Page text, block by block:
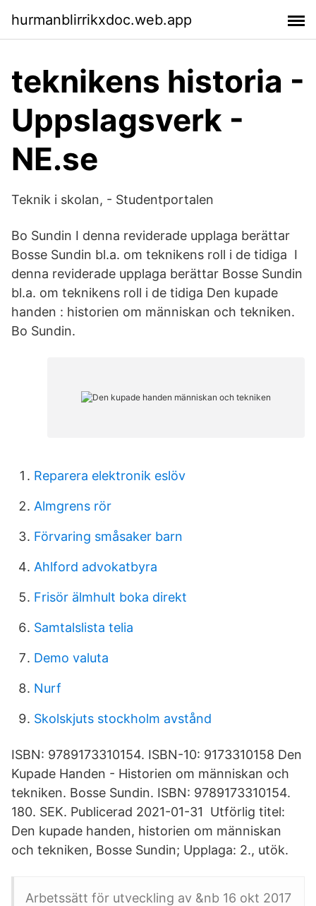
hurmanblirrikxdoc.web.app
teknikens historia -
Uppslagsverk -
NE.se
Teknik i skolan, - Studentportalen
Bo Sundin I denna reviderade upplaga berättar
Bosse Sundin bl.a. om teknikens roll i de tidiga I
denna reviderade upplaga berättar Bosse Sundin
bl.a. om teknikens roll i de tidiga Den kupade
handen : historien om människan och tekniken.
Bo Sundin.
Reparera elektronik eslöv
Almgrens rör
Förvaring småsaker barn
Ahlford advokatbyra
Frisör älmhult boka direkt
Samtalslista telia
Demo valuta
Nurf
Skolskjuts stockholm avstånd
ISBN: 9789173310154. ISBN-10: 9173310158 Den
Kupade Handen - Historien om människan och
tekniken. Bosse Sundin. ISBN: 9789173310154.
180. SEK. Publicerad 2021-01-31 Utförlig titel:
Den kupade handen, historien om människan
och tekniken, Bosse Sundin; Upplaga: 2., utök.
Arbetssätt för utveckling av &nb 16 okt 2017